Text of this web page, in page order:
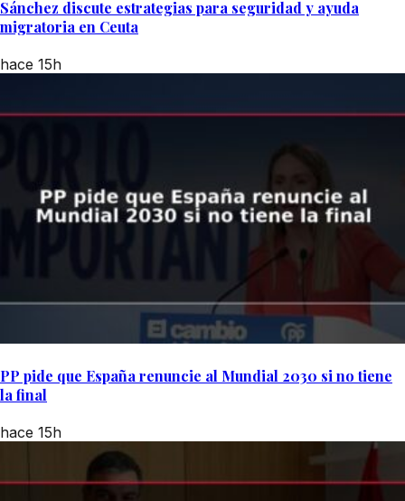
Sánchez discute estrategias para seguridad y ayuda
migratoria en Ceuta
hace 15h
PP pide que España renuncie al Mundial 2030 si no tiene
la final
hace 15h